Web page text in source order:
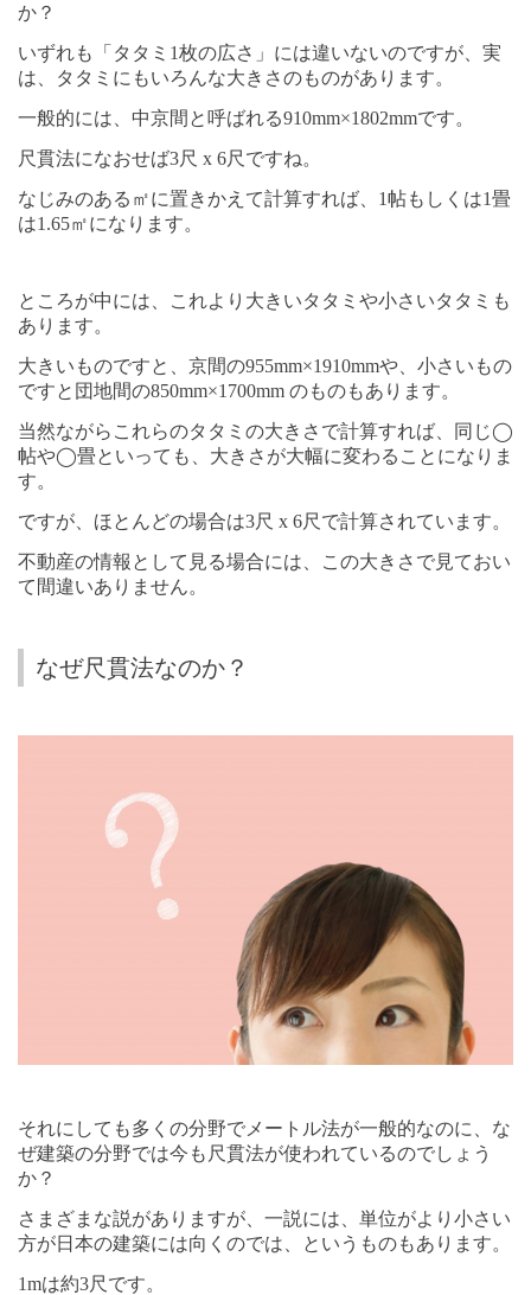
か？
いずれも「タタミ 1枚の広さ」には違いないのですが、実
は、タタミにもいろんな大きさのものがあります。
一般的には、中京間と呼ばれる910mm×1802mmです。
尺貫法になおせば3尺 x 6尺ですね。
なじみのある㎡に置きかえて計算すれば、 1帖もしくは1畳
は1.65㎡になります。
ところが中には、これより大きいタタミや小さいタタミも
あります。
大きいものですと、京間の955mm×1910mmや、小さいもの
ですと団地間の850mm×1700mm のものもあります。
当然ながらこれらのタタミの大きさで計算すれば、同じ◯
帖や◯畳といっても、大きさが大幅に変わることになりま
す。
ですが、ほとんどの場合は3尺 x 6尺で計算されています。
不動産の情報として見る場合には、この大きさで見ておい
て間違いありません。
なぜ尺貫法なのか？
それにしても多くの分野でメートル法が一般的なのに、な
ぜ建築の分野では今も尺貫法が使われているのでしょう
か？
さまざまな説がありますが、一説には、単位がより小さい
方が日本の建築には向くのでは、というものもあります。
1mは約3尺です。